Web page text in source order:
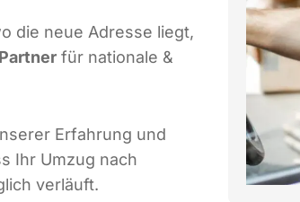
die neue Adresse liegt,
für nationale &
Erfahrung und
Ihr Umzug nach
verläuft.